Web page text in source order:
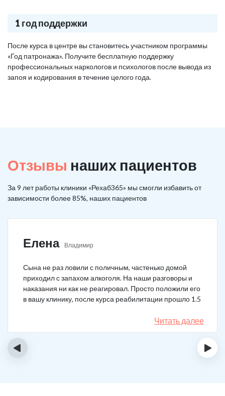
1 год поддержки
После курса в центре вы становитесь участником программы
«Год патронажа». Получите бесплатную поддержку
профессиональных наркологов и психологов после вывода из
запоя и кодирования в течение целого года.
Отзывы наших пациентов
За 9 лет работы клиники «Рехаб365» мы смогли избавить от
зависимости более 85%, наших пациентов
Елена Владимир
Сына не раз ловили с поличным, частенько домой
приходил с запахом алкоголя. На наши разговоры и
наказания ни как не реагировал. Просто положили его
в вашу клинику, после курса реабилитации прошло 1.5
Читать далее
‹ ›